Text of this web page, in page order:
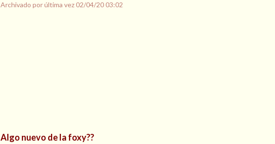
Archivado por última vez02/04/20 03:02
Algo nuevo de la foxy??